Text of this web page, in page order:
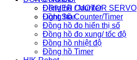
DRIVER / MOTOR SERVO
Light Star
Đồng hồ Counter
Đồng hồ Counter/Timer
Đồng hồ đo hiển thị số
Đồng hồ đo xung/ tốc độ
Đồng hồ nhiệt độ
Đồng hồ Timer